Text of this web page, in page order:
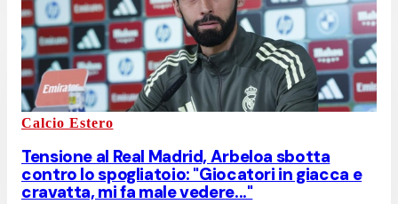
Calcio Estero
Tensione al Real Madrid, Arbeloa sbotta
contro lo spogliatoio: "Giocatori in giacca e
cravatta, mi fa male vedere..."